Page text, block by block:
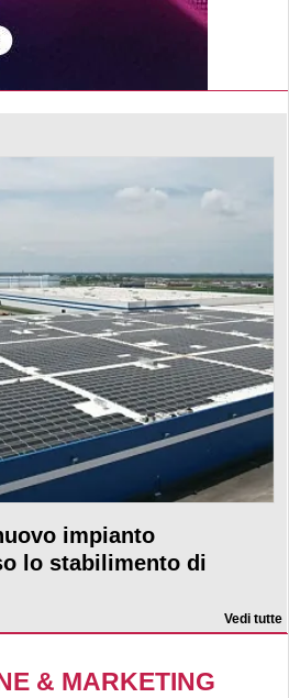
impianto
lo stabilimento di
Vedi tutte
& MARKETING